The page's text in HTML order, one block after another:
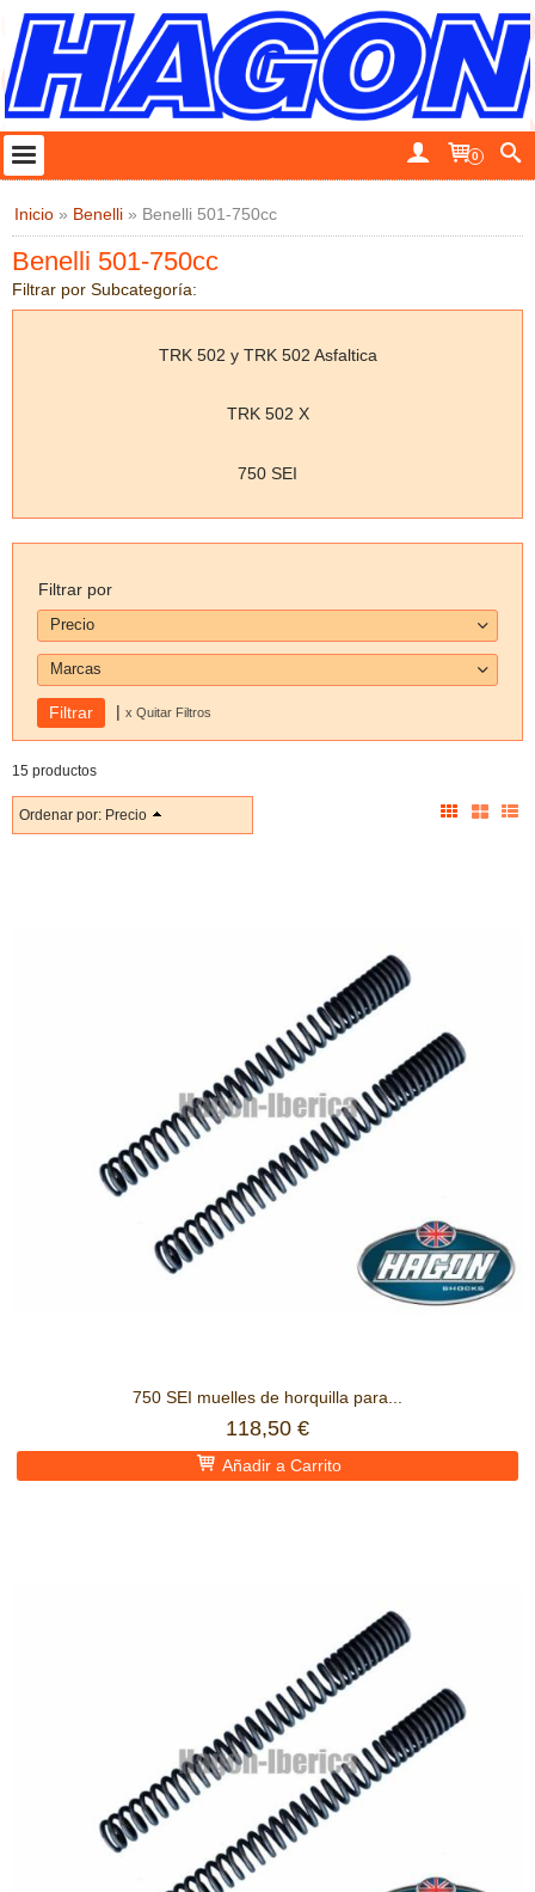
0
Inicio » Benelli » Benelli 501-750cc
Benelli 501-750cc
Filtrar por Subcategoría:
TRK 502 y TRK 502 Asfaltica
TRK 502 X
750 SEI
Filtrar por
Precio
Marcas
| x Quitar Filtros
15 productos
Ordenar por: Precio
750 SEI muelles de horquilla para...
118,50 €
Añadir a Carrito